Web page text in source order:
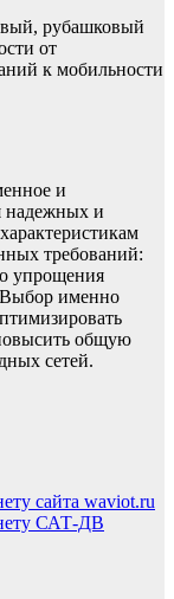
рубашковый
от
к мобильности
и
надежных и
требований:
упрощения
Выбор именно
общую
сетей.
сайта waviot.ru
САТ-ДВ